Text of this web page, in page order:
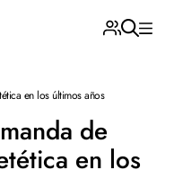
en los últimos años
de
en los